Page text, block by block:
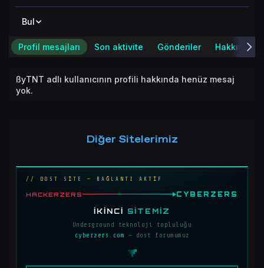
Bul
Profil mesajları Son aktivite Gönderiler Hakkında
ßyTNT adlı kullanıcının profili hakkında henüz mesaj
yok.
Diğer Sitelerimiz
// DOST SİTE — BAĞLANTI AKTİF
HACKERZERS CYBERZERS
İKINCI SITEMIZ
Underground teknoloji topluluğu
cyberzers.com — dost forumumuz